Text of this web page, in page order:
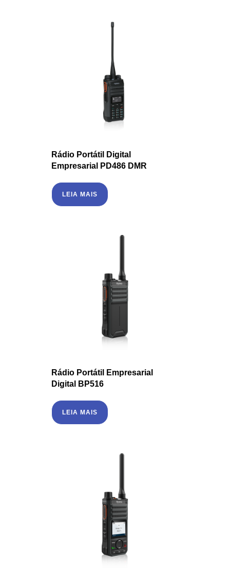
Rádio Portátil Digital
Empresarial PD486 DMR
LEIA MAIS
Rádio Portátil Empresarial
Digital BP516
LEIA MAIS